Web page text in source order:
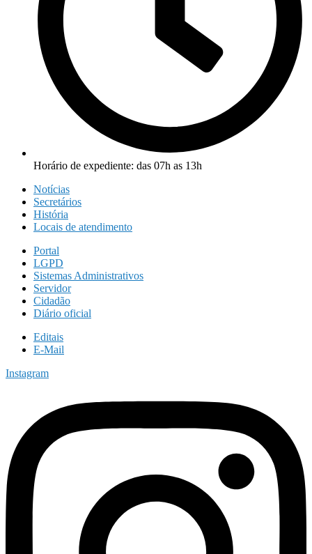
Horário de expediente: das 07h as 13h
Notícias
Secretários
História
Locais de atendimento
Portal
LGPD
Sistemas Administrativos
Servidor
Cidadão
Diário oficial
Editais
E-Mail
Instagram